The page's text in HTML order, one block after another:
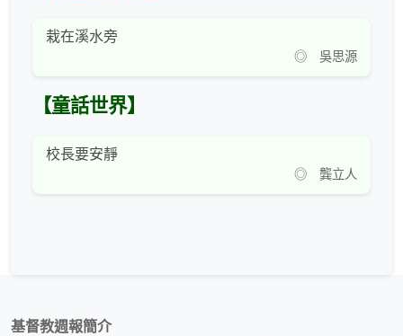
栽在溪水旁
◎ 吳思源
【童話世界】
校長要安靜
◎ 龔立人
基督教週報簡介